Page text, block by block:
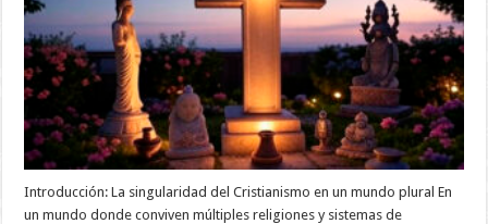
Introducción: La singularidad del Cristianismo en un mundo plural En
un mundo donde conviven múltiples religiones y sistemas de